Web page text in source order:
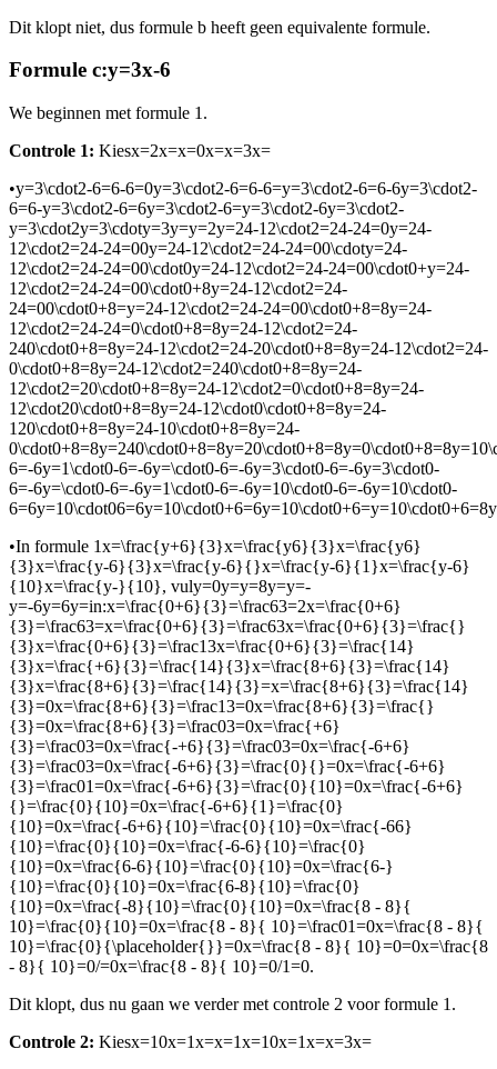
Dit klopt niet, dus formule b heeft geen equivalente formule.
Formule c:y=3x-6
We beginnen met formule 1.
Controle 1: Kiesx=2x=x=0x=x=3x=
•y=3\cdot2-6=6-6=0y=3\cdot2-6=6-6=y=3\cdot2-6=6-6y=3\cdot2-
6=6-y=3\cdot2-6=6y=3\cdot2-6=y=3\cdot2-6y=3\cdot2-
y=3\cdot2y=3\cdoty=3y=y=2y=24-12\cdot2=24-24=0y=24-
12\cdot2=24-24=00y=24-12\cdot2=24-24=00\cdoty=24-
12\cdot2=24-24=00\cdot0y=24-12\cdot2=24-24=00\cdot0+y=24-
12\cdot2=24-24=00\cdot0+8y=24-12\cdot2=24-
24=00\cdot0+8=y=24-12\cdot2=24-24=00\cdot0+8=8y=24-
12\cdot2=24-24=0\cdot0+8=8y=24-12\cdot2=24-
240\cdot0+8=8y=24-12\cdot2=24-20\cdot0+8=8y=24-12\cdot2=24-
0\cdot0+8=8y=24-12\cdot2=240\cdot0+8=8y=24-
12\cdot2=20\cdot0+8=8y=24-12\cdot2=0\cdot0+8=8y=24-
12\cdot20\cdot0+8=8y=24-12\cdot0\cdot0+8=8y=24-
120\cdot0+8=8y=24-10\cdot0+8=8y=24-
6=-6y=1\cdot0-6=-6y=\cdot0-6=-6y=3\cdot0-6=-6y=3\cdot0-
6=-6y=\cdot0-6=-6y=1\cdot0-6=-6y=10\cdot0-6=-6y=10\cdot0-
•In formule 1x=\frac{y+6}{3}x=\frac{y6}{3}x=\frac{y6}
{3}x=\frac{y-6}{3}x=\frac{y-6}{}x=\frac{y-6}{1}x=\frac{y-6}
{10}x=\frac{y-}{10}, vuly=0y=y=8y=y=-
y=-6y=6y=in:x=\frac{0+6}{3}=\frac63=2x=\frac{0+6}
{3}=\frac63=x=\frac{0+6}{3}=\frac63x=\frac{0+6}{3}=\frac{}
{3}x=\frac{0+6}{3}=\frac13x=\frac{0+6}{3}=\frac{14}
{3}x=\frac{+6}{3}=\frac{14}{3}x=\frac{8+6}{3}=\frac{14}
{3}x=\frac{8+6}{3}=\frac{14}{3}=x=\frac{8+6}{3}=\frac{14}
{3}=0x=\frac{8+6}{3}=\frac13=0x=\frac{8+6}{3}=\frac{}
{3}=0x=\frac{8+6}{3}=\frac03=0x=\frac{+6}
{3}=\frac03=0x=\frac{-+6}{3}=\frac03=0x=\frac{-6+6}
{3}=\frac03=0x=\frac{-6+6}{3}=\frac{0}{}=0x=\frac{-6+6}
{3}=\frac01=0x=\frac{-6+6}{3}=\frac{0}{10}=0x=\frac{-6+6}
{}=\frac{0}{10}=0x=\frac{-6+6}{1}=\frac{0}
{10}=0x=\frac{-6+6}{10}=\frac{0}{10}=0x=\frac{-66}
{10}=\frac{0}{10}=0x=\frac{-6-6}{10}=\frac{0}
{10}=0x=\frac{6-6}{10}=\frac{0}{10}=0x=\frac{6-}
{10}=\frac{0}{10}=0x=\frac{6-8}{10}=\frac{0}
{10}=0x=\frac{-8}{10}=\frac{0}{10}=0x=\frac{8 - 8}{
10}=\frac{0}{10}=0x=\frac{8 - 8}{ 10}=\frac01=0x=\frac{8 - 8}{
10}=\frac{0}{\placeholder{}}=0x=\frac{8 - 8}{ 10}=0=0x=\frac{8
- 8}{ 10}=0/=0x=\frac{8 - 8}{ 10}=0/1=0.
Dit klopt, dus nu gaan we verder met controle 2 voor formule 1.
Controle 2: Kiesx=10x=1x=x=1x=10x=1x=x=3x=